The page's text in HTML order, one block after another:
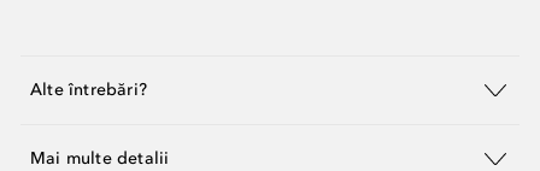
Alte întrebări?
Mai multe detalii